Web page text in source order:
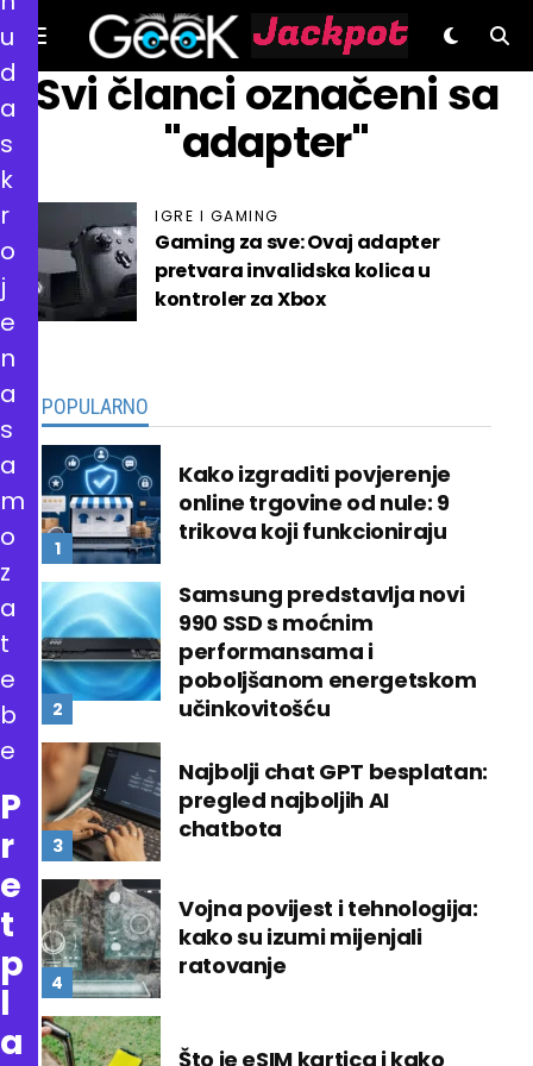
GeeK.hr
Svi članci označeni sa
"adapter"
IGRE I GAMING
Gaming za sve: Ovaj adapter
pretvara invalidska kolica u
kontroler za Xbox
POPULARNO
Kako izgraditi povjerenje
online trgovine od nule: 9
trikova koji funkcioniraju
Samsung predstavlja novi
990 SSD s moćnim
performansama i
poboljšanom energetskom
učinkovitošću
Najbolji chat GPT besplatan:
pregled najboljih AI
chatbota
Vojna povijest i tehnologija:
kako su izumi mijenjali
ratovanje
Što je eSIM kartica i kako
u
d
a
s
k
r
o
j
e
n
a
s
a
m
o
z
a
t
e
b
e
P
r
e
t
p
l
a